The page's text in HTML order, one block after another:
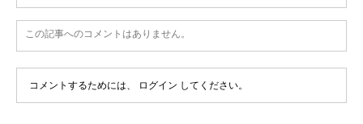
この記事へのコメントはありません。
コメントするためには、 ログイン してください。